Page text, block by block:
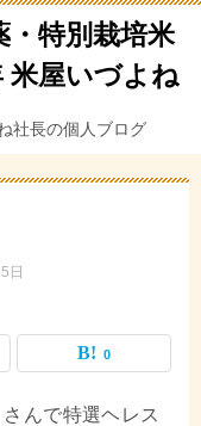
・特別栽培米
米屋いづよね
社長の個人ブログ
日
0
んで特選ヘレス